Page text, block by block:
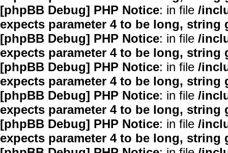
[phpBB Debug] PHP Notice: in file /
expects parameter 4 to be long, string
[phpBB Debug] PHP Notice: in file /
expects parameter 4 to be long, string
[phpBB Debug] PHP Notice: in file /
expects parameter 4 to be long, string
[phpBB Debug] PHP Notice: in file /
expects parameter 4 to be long, string
[phpBB Debug] PHP Notice: in file /
expects parameter 4 to be long, string